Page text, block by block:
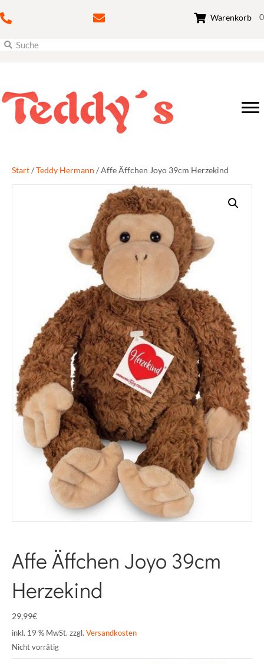
Warenkorb 0
Start/Teddy Hermann / Affe Äffchen Joyo 39cm Herzekind
Affe Äffchen Joyo 39cm
Herzekind
29,99€
inkl. 19 % MwSt. zzgl. Versandkosten
Nicht vorrätig